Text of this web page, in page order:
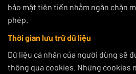
bảo mật tiên tiến nhằm ngăn chặn
phép.
Thời gian lưu trữ dữ liệu
Dữ liệu cá nhân của người dùng sẽ
thông qua cookies. Những cookies